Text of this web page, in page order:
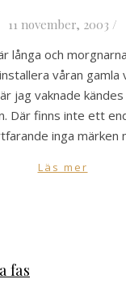
11 november, 2003 /
och
våran gamla
jag vaknade
Där finns inte ett
inga
Läs mer
fas